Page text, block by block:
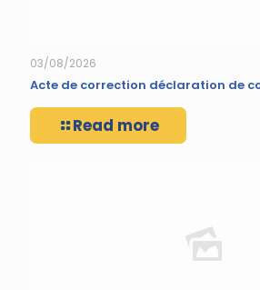
03/08/2026
Acte de correction déclaration de
Read more